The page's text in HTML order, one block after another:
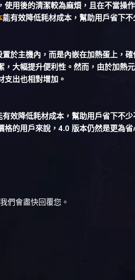
用後的清潔較為麻煩，且在不當操
能有效降低耗材成本，幫助用戶省下
於主機內，而是內嵌在加熱蛋上，
大幅提升便利性。然而，由於加熱
支出也相對增加。
效降低耗材成本，幫助用戶省下不
的用戶來說，4.0 版本仍然是更為省
們會盡快回覆您。